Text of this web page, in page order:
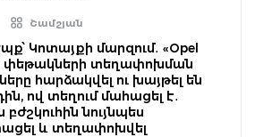
Շամշյան
Կոտայքի մարզում․ «Opel
փեթակների տեղափոխման
հարձակվել ու խայթել են
ով տեղում մահացել է․
նույնպես
և տեղափոխվել